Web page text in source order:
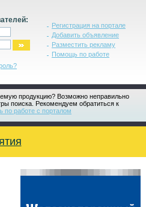
Регистрация на портале
Добавить объявление
Разместить рекламу
Помощь по работе
продукцию? Возможно неправильно
поиска. Рекомендуем обратиться к
по работе с порталом